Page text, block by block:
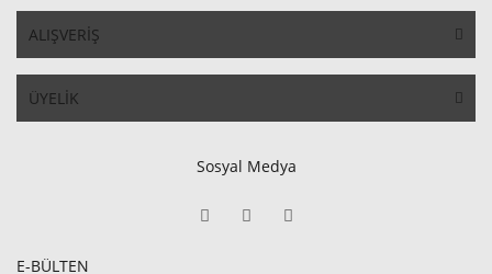
ALIŞVERİŞ
ÜYELİK
Sosyal Medya
E-BÜLTEN